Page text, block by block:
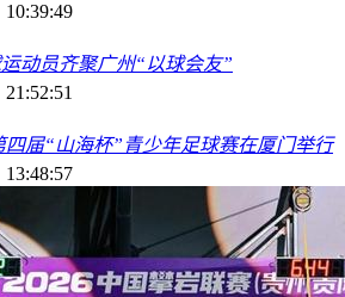
动员齐聚广州“以球会友”
四届“山海杯”青少年足球赛在厦门举行